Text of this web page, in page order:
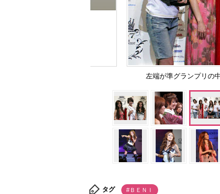
左端が準グランプリ
タグ #ＢＥＮＩ